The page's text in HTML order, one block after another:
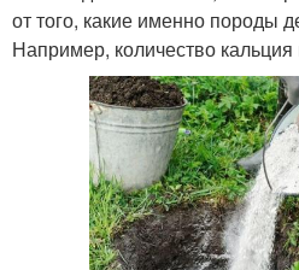
от того, какие именно породы
Например, количество кальция